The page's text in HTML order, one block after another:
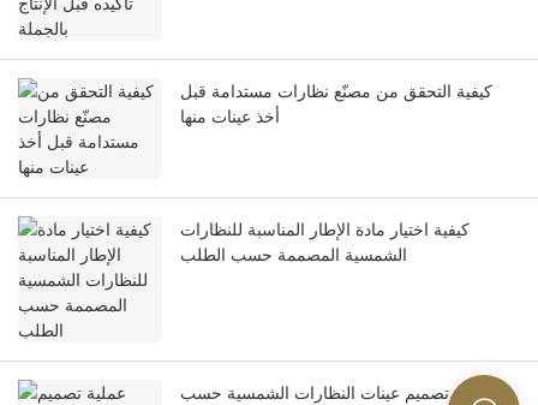
كيفية التحقق من مصنّع نظارات مستدامة قبل
أخذ عينات منها
كيفية اختيار مادة الإطار المناسبة للنظارات
الشمسية المصممة حسب الطلب
عملية تصميم عينات النظارات الشمسية حسب